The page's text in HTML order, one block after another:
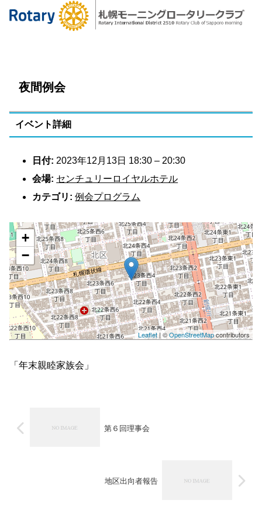
夜間例会
イベント詳細
日付: 2023年12月13日 18:30 – 20:30
会場: センチュリーロイヤルホテル
カテゴリ: 例会プログラム
+
−
Leaflet| ©OpenStreetMapcontributors
「年末親睦家族会」
第６回理事会
地区出向者報告